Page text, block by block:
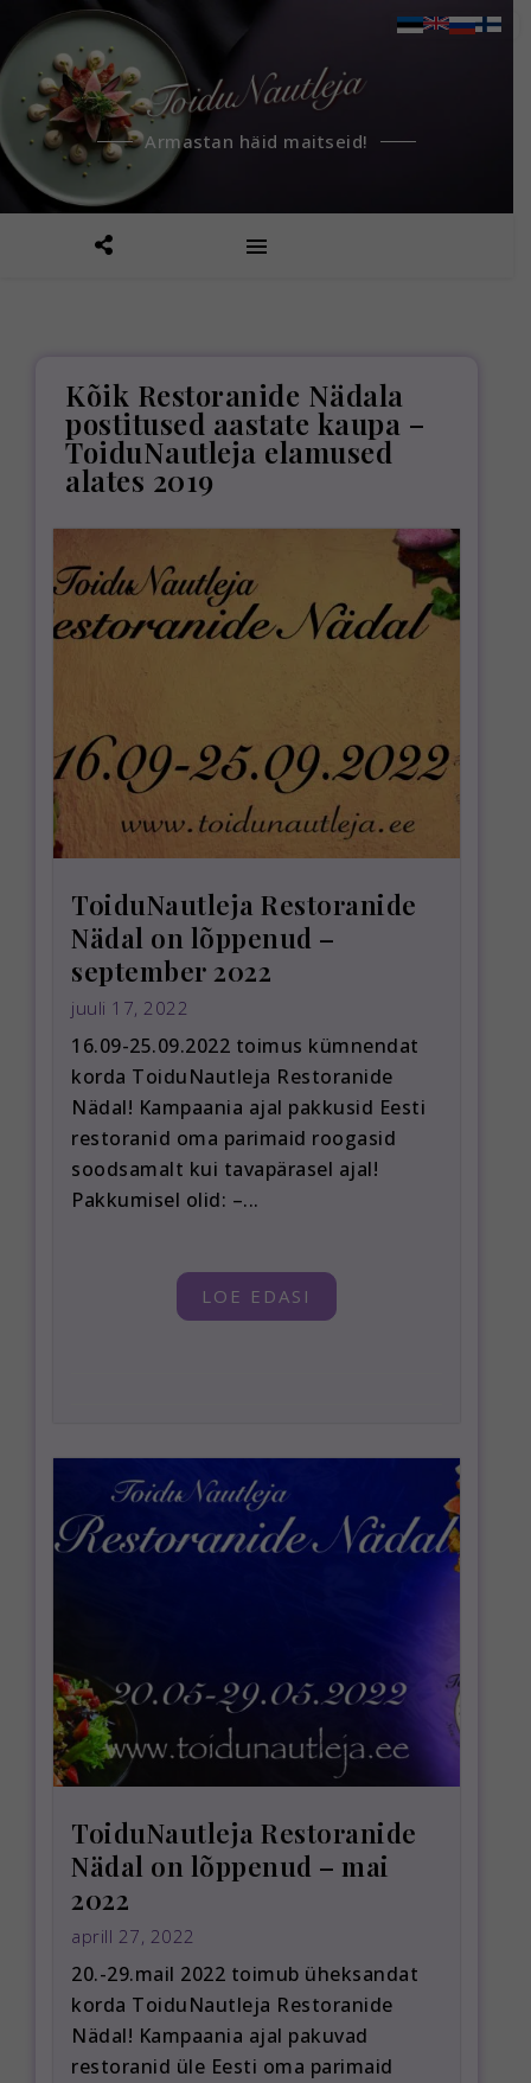
Armastan häid maitseid!
Kõik Restoranide Nädala
postitused aastate kaupa –
ToiduNautleja elamused
alates 2019
ToiduNautleja Restoranide
Nädal on lõppenud –
september 2022
juuli 17, 2022
16.09-25.09.2022 toimus kümnendat
korda ToiduNautleja Restoranide
Nädal! Kampaania ajal pakkusid Eesti
restoranid oma parimaid roogasid
soodsamalt kui tavapärasel ajal!
Pakkumisel olid: –...
LOE EDASI
ToiduNautleja Restoranide
Nädal on lõppenud – mai
2022
aprill 27, 2022
20.-29.mail 2022 toimub üheksandat
korda ToiduNautleja Restoranide
Nädal! Kampaania ajal pakuvad
restoranid üle Eesti oma parimaid